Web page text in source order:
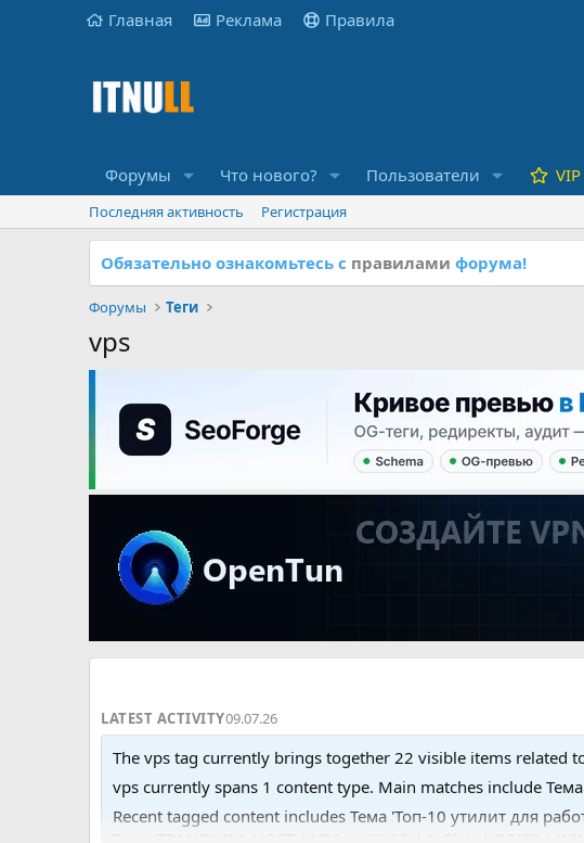
Главная Реклама Правила
Форумы Что нового? Пользователи
Последняя активность Регистрация
Обязательно ознакомьтесь с правилами форума!
Форумы Теги
vps
LATEST ACTIVITY09.07.26
The vps tag currently brings together 22 visible items related
vps currently spans 1 content type. Main matches include
Recent tagged content includes Тема 'Топ-10 утилит для
Тема 'TRANQUILA.HOST | VPS от €2,95 | 1 Gb/s | DE/FR |